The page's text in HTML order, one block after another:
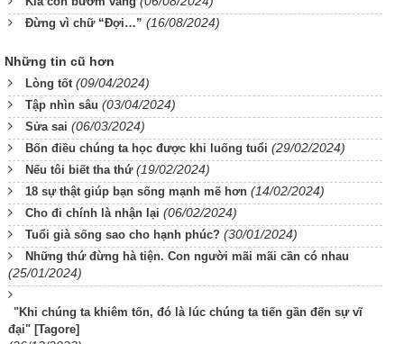
Đừng vì chữ “Đợi…” (16/08/2024)
Những tin cũ hơn
Lòng tốt (09/04/2024)
Tập nhìn sâu (03/04/2024)
Sửa sai (06/03/2024)
Bốn điều chúng ta học được khi luống tuổi (29/02/2024)
Nếu tôi biết tha thứ (19/02/2024)
18 sự thật giúp bạn sống mạnh mẽ hơn (14/02/2024)
Cho đi chính là nhận lại (06/02/2024)
Tuổi già sống sao cho hạnh phúc? (30/01/2024)
Những thứ đừng hà tiện. Con người mãi mãi cần có nhau
(25/01/2024)
"Khi chúng ta khiêm tốn, đó là lúc chúng ta tiến gần đến sự vĩ
đại" [Tagore]